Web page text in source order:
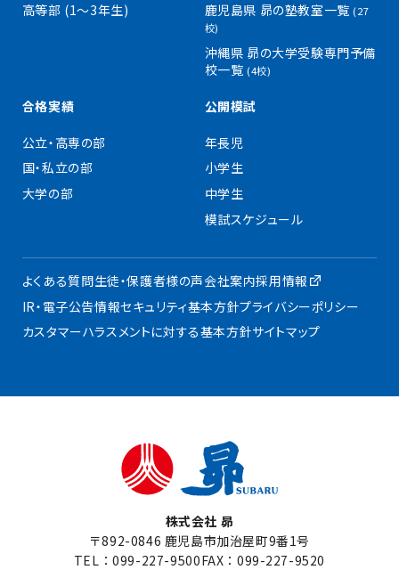
高等部 (1〜3年生)
鹿児島県 昴の塾教室一覧(27
校)
沖縄県 昴の大学受験専門予備
校一覧 (4校)
合格実績
公立・高専の部
国・私立の部
大学の部
公開模試
年長児
小学生
中学生
模試スケジュール
よくある質問生徒・保護者様の声会社案内採用情報
IR・電子公告情報セキュリティ基本方針プライバシーポリシー
カスタマーハラスメントに対する基本方針サイトマップ
株式会社 昴
〒892-0846 鹿児島市加治屋町9番1号
TEL：099-227-9500FAX：099-227-9520